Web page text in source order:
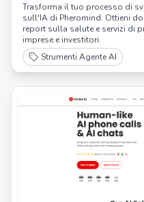
Trasforma il tuo processo di
sull'IA di Pheromind. Ottieni
report sulla salute e servizi di
imprese e investitori.
Strumenti Agente AI